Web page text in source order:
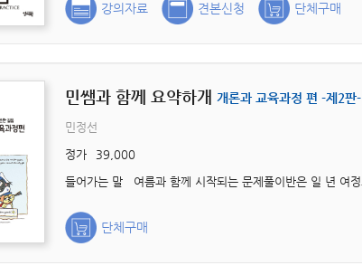
강의자료 견본신청 단체구매
민쌤과 함께 요약하개 개론과 교육과정 편 -제2판-
민정선
정가
39,000
단체구매